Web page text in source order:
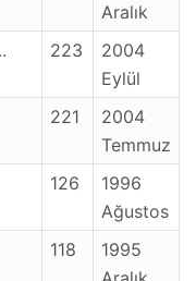
Aralık
223
2004
Eylül
221
2004
Temmuz
126
1996
Ağustos
118
1995